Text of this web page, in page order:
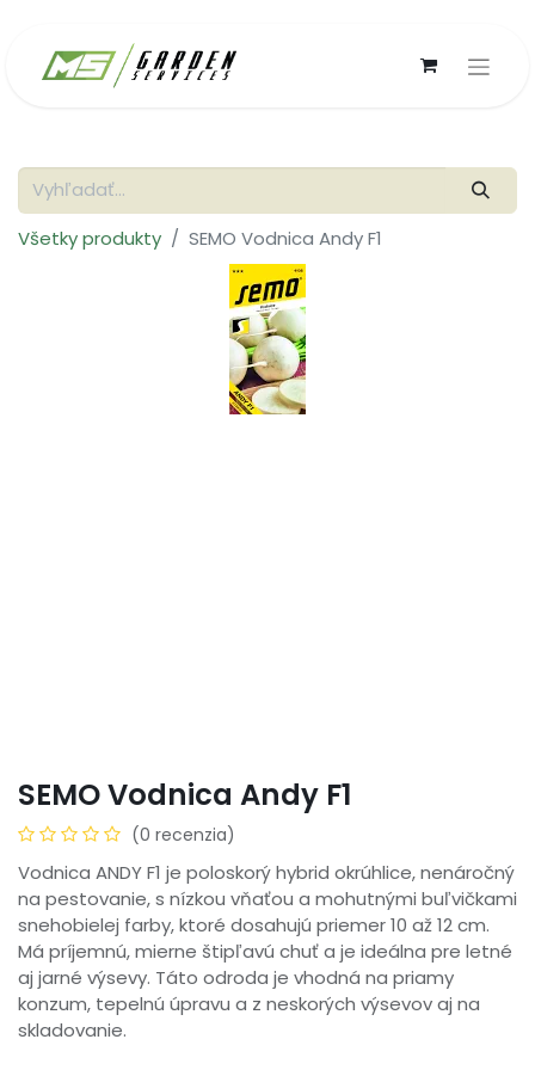
Všetky produkty SEMO Vodnica Andy F1
SEMO Vodnica Andy F1
(0 recenzia)
Vodnica ANDY F1 je poloskorý hybrid okrúhlice, nenáročný
na pestovanie, s nízkou vňaťou a mohutnými buľvičkami
snehobielej farby, ktoré dosahujú priemer 10 až 12 cm.
Má príjemnú, mierne štipľavú chuť a je ideálna pre letné
aj jarné výsevy. Táto odroda je vhodná na priamy
konzum, tepelnú úpravu a z neskorých výsevov aj na
skladovanie.